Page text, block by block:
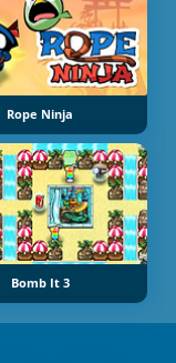
Rope Ninja
Bomb It 3